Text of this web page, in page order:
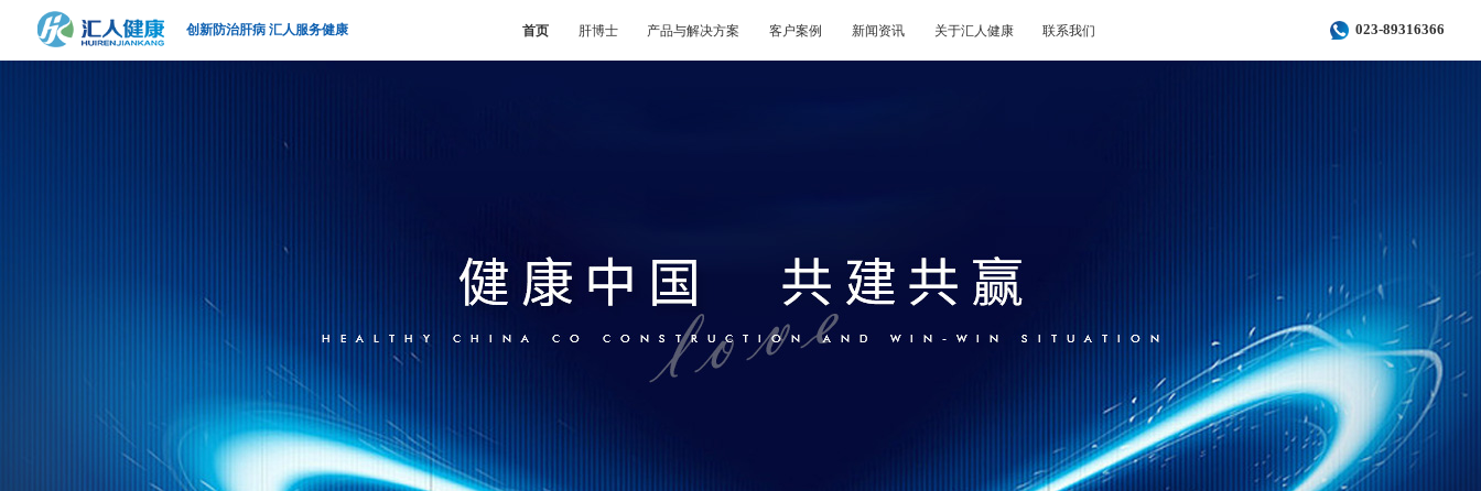
创新防治肝病 汇人服务健康 首页 肝博士 产品与解决方案 客户案例 新闻资讯 关于汇人健康 联系我们 023-89316366